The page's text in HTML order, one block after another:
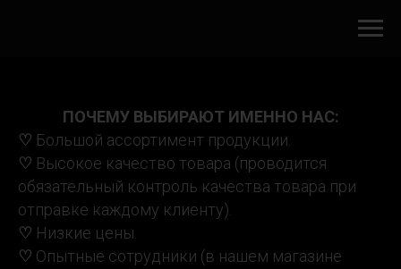
ПОЧЕМУ ВЫБИРАЮТ ИМЕННО НАС:
♡ Большой ассортимент продукции.
♡ Высокое качество товара (проводится
обязательный контроль качества товара при
отправке каждому клиенту).
♡ Низкие цены.
♡ Опытные сотрудники (в нашем магазине